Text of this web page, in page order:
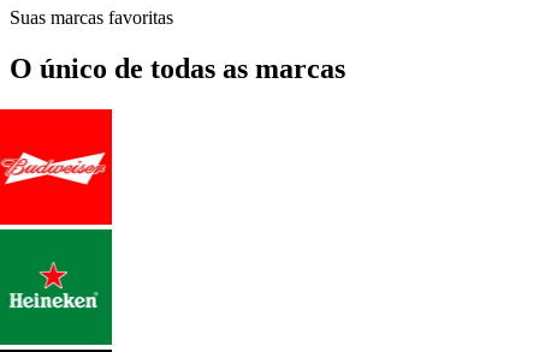
Suas marcas favoritas
O único de todas as marcas